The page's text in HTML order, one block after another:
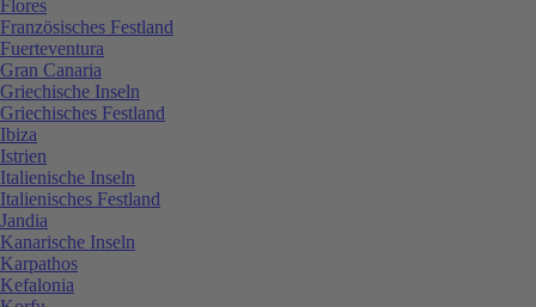
Flores
Französisches Festland
Fuerteventura
Gran Canaria
Griechische Inseln
Griechisches Festland
Ibiza
Istrien
Italienische Inseln
Italienisches Festland
Jandia
Kanarische Inseln
Karpathos
Kefalonia